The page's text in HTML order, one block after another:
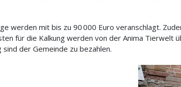
werden mit bis zu 90 000 Euro veranschlagt.
für die Kalkung werden von der Anima Tierwelt
der Gemeinde zu bezahlen.